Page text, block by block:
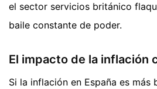
el sector servicios británico
baile constante de poder.
El impacto de la inflación
Si la inflación en España es más